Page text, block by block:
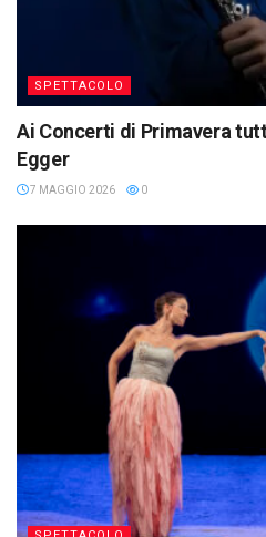
SPETTACOLO
Ai Concerti di Primavera
Egger
7 MAGGIO 2026 0